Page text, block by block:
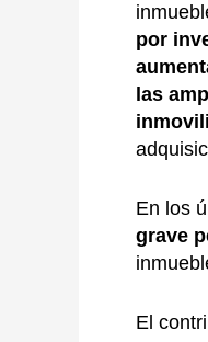
por
las
En los
grave
El